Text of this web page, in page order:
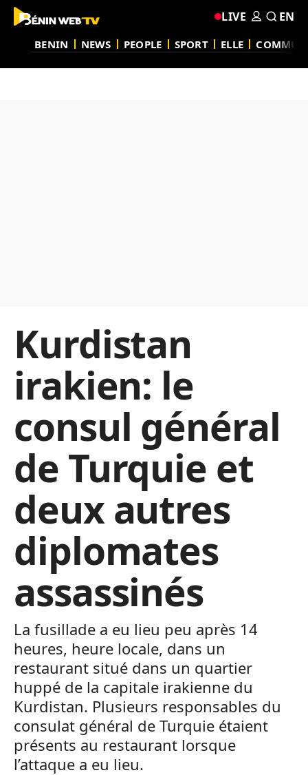
BENIN NEWS PEOPLE SPORT ELLE
LIVE EN
Kurdistan
irakien: le
consul général
de Turquie et
deux autres
diplomates
assassinés
La fusillade a eu lieu peu après 14
heures, heure locale, dans un
restaurant situé dans un quartier
huppé de la capitale irakienne du
Kurdistan. Plusieurs responsables du
consulat général de Turquie étaient
présents au restaurant lorsque
l’attaque a eu lieu.